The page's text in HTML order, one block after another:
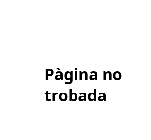
Pàgina no
trobada